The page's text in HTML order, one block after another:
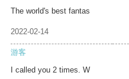
The world's best fantas
2022-02-14
游客
I called you 2 times. W